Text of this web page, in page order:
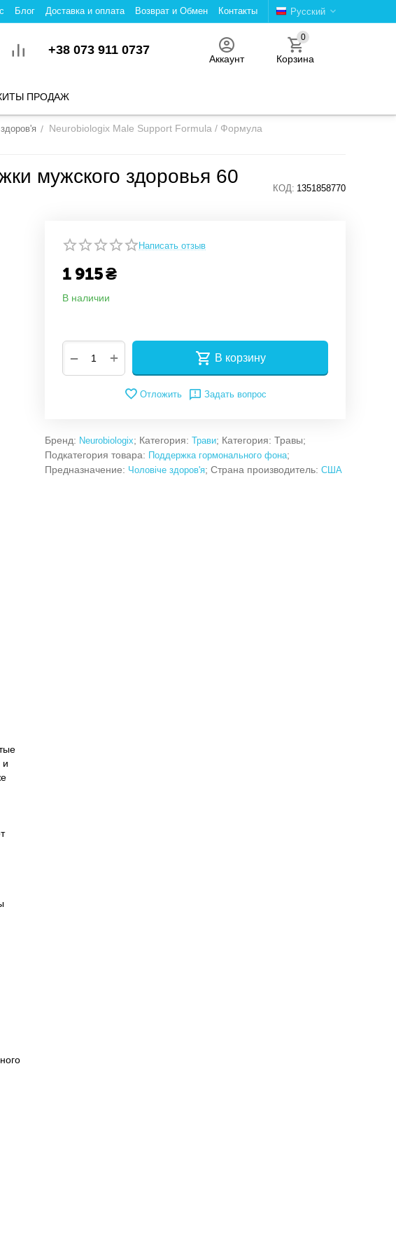
Русский
Блог Доставка и оплата Возврат и Обмен Контакты
+38 073 911 0737
Аккаунт
0
Корзина
ПРОДАЖ
/ Neurobiologix Male Support Formula / Формула
мужского здоровья 60
КОД: 1351858770
Написать отзыв
1 915₴
В наличии
+
− В корзину
Отложить Задать вопрос
Бренд: Neurobiologix; Категория: Трави; Категория: Травы;
Подкатегория товара: Поддержка гормонального фона;
Предназначение: Чоловіче здоров'я; Страна производитель: США
и